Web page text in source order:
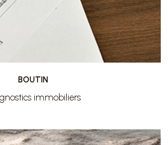
BOUTIN
immobiliers